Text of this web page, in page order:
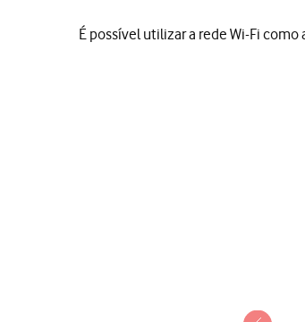
É possível utilizar a rede Wi-Fi